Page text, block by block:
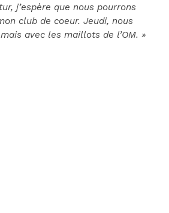
j’espère que nous pourrons
club de coeur. Jeudi, nous
avec les maillots de l’OM. »